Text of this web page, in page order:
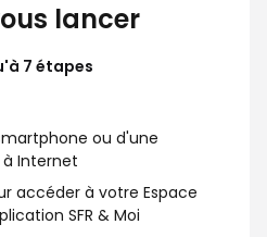
lancer
7 étapes
ou d'une
Internet
accéder à votre Espace
SFR & Moi